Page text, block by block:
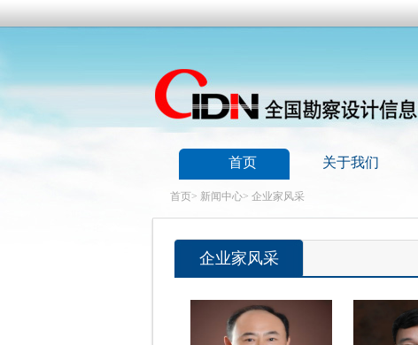
首页 关于我们
首页> 新闻中心> 企业家风采
企业家风采